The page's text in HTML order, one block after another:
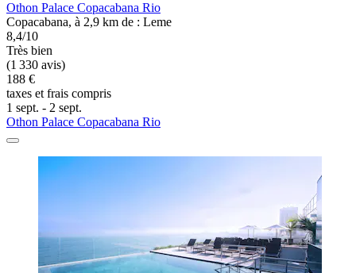
Othon Palace Copacabana Rio
Copacabana, à 2,9 km de : Leme
8,4/10
Très bien
(1 330 avis)
188 €
taxes et frais compris
1 sept. - 2 sept.
Othon Palace Copacabana Rio